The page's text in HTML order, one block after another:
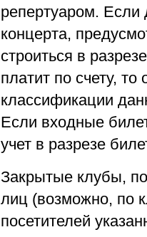
репертуаром. Если
концерта,
строиться в
платит по счету,
классификации
Если входные
учет в разрезе
Закрытые клубы,
лиц (возможно, по
посетителей